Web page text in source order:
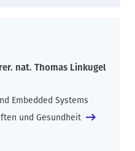
nat. Thomas Linkugel
Embedded Systems
und Gesundheit